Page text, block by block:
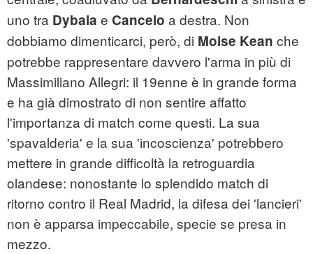
uno tra Dybala e Cancelo a destra. Non
dobbiamo dimenticarci, però, di Moise Kean che
potrebbe rappresentare davvero l'arma in più di
Massimiliano Allegri: il 19enne è in grande forma
e ha già dimostrato di non sentire affatto
l'importanza di match come questi. La sua
'spavalderia' e la sua 'incoscienza' potrebbero
mettere in grande difficoltà la retroguardia
olandese: nonostante lo splendido match di
ritorno contro il Real Madrid, la difesa dei 'lancieri'
non è apparsa impeccabile, specie se presa in
mezzo.